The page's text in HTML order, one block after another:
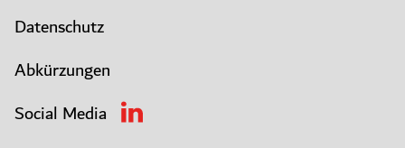
Datenschutz
Abkürzungen
Social Media